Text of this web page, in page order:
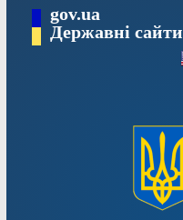
Перейтиgov.ua
Державні